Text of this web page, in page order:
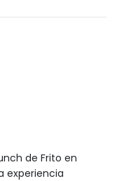
de Frito en
experiencia